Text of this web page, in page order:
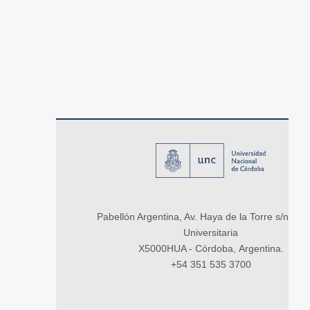
Pabellón Argentina, Av. Haya de la Torre s/n,
Universitaria
X5000HUA - Córdoba, Argentina.
+54 351 535 3700